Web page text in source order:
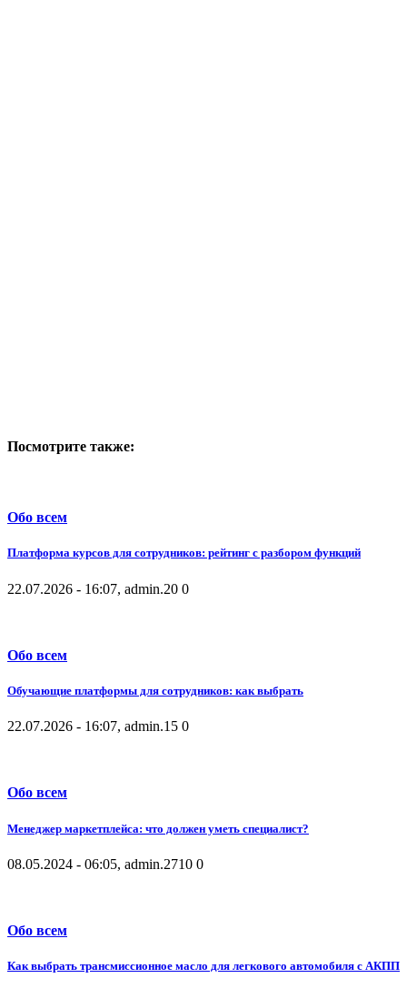
Посмотрите также:
Обо всем
Платформа курсов для сотрудников: рейтинг с разбором функций
22.07.2026 - 16:07, admin.20 0
Обо всем
Обучающие платформы для сотрудников: как выбрать
22.07.2026 - 16:07, admin.15 0
Обо всем
Менеджер маркетплейса: что должен уметь специалист?
08.05.2024 - 06:05, admin.2710 0
Обо всем
Как выбрать трансмиссионное масло для легкового автомобиля с АКПП